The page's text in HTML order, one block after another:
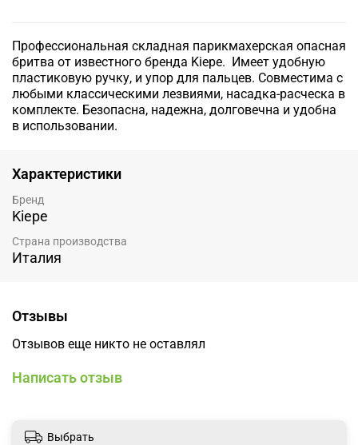
Профессиональная складная парикмахерская опасная
бритва от известного бренда Kiepe. Имеет удобную
пластиковую ручку, и упор для пальцев. Совместима с
любыми классическими лезвиями, насадка-расческа в
комплекте. Безопасна, надежна, долговечна и удобна
в использовании.
Характеристики
Бренд
Kiepe
Страна производства
Италия
Отзывы
Отзывов еще никто не оставлял
Написать отзыв
Выбрать